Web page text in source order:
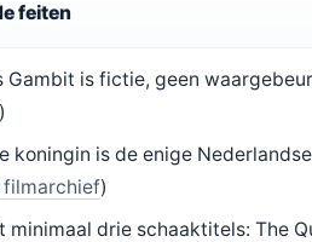
feiten
Gambit is fictie, geen
)
koningin is de enige
filmarchief)
drie schaaktitels: The